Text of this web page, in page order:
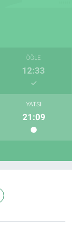
ÖĞLE
12:33
YATSI
21:09